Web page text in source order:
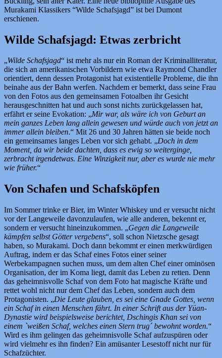
Murakami Klassikers “Wilde Schafsjagd” ist bei Dumont
erschienen.
Wilde Schafsjagd: Etwas zerbricht
„Wilde Schafsjagd“ ist mehr als nur ein Roman der Kriminalliteratur,
die sich an amerikanischen Vorbildern wie etwa Raymond Chandler
orientiert, denn dessen Protagonist hat existentielle Probleme, die ihn
beinahe aus der Bahn werfen. Nachdem er bemerkt, dass seine Frau
von den Fotos aus den gemeinsamen Fotoalben ihr Gesicht
herausgeschnitten hat und auch sonst nichts zurückgelassen hat,
erfährt er seine Evokation: „Mir war, als wäre ich von Geburt an
mein ganzes Leben lang allein gewesen und würde auch von jetzt an
immer allein bleiben.“ Mit 26 und 30 Jahren hätten sie beide noch
ein gemeinsames langes Leben vor sich gehabt. „Doch in dem
Moment, da wir beide dachten, dass es ewig so weiterginge,
zerbracht irgendetwas. Eine Winzigkeit nur, aber es wurde nie mehr
wie früher.“
Von Schafen und Schafsköpfen
Im Sommer trinke er Bier, im Winter Whiskey und er versucht nicht
vor der Langeweile davonzulaufen, wie alle anderen, bekennt er,
sondern er versucht hineinzukommen. „Gegen die Langeweile
kämpfen selbst Götter vergebens“, soll schon Nietzsche gesagt
haben, so Murakami. Doch dann bekommt er einen merkwürdigen
Auftrag, indem er das Schaf eines Fotos einer seiner
Werbekampagnen suchen muss, um dem alten Chef einer ominösen
Organisation, der im Koma liegt, damit das Leben zu retten. Denn
das geheimnisvolle Schaf von dem Foto hat magische Kräfte und
rettet wohl nicht nur dem Chef das Leben, sondern auch dem
Protagonisten. „Die Leute glauben, es sei eine Gnade Gottes, wenn
ein Schaf in einen Menschen fährt. In einer Schrift aus der Yüan-
Dynastie wird beispielsweise berichtet, Dschingis Khan sei von
einem `weißen Schaf, welches einen Stern trug´ bewohnt worden.“
Wird es ihm gelingen das geheimnisvolle Schaf aufzuspüren oder
wird vielmehr es ihn finden? Ein amüsanter Lesestoff nicht nur für
Schafzüchter.